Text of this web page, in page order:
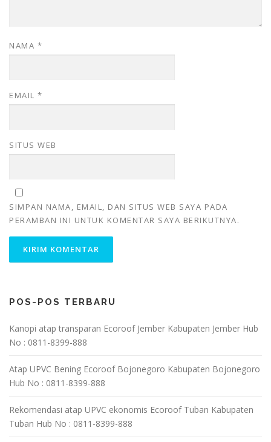
NAMA *
EMAIL *
SITUS WEB
SIMPAN NAMA, EMAIL, DAN SITUS WEB SAYA PADA
PERAMBAN INI UNTUK KOMENTAR SAYA BERIKUTNYA.
POS-POS TERBARU
Kanopi atap transparan Ecoroof Jember Kabupaten Jember Hub
No : 0811-8399-888
Atap UPVC Bening Ecoroof Bojonegoro Kabupaten Bojonegoro
Hub No : 0811-8399-888
Rekomendasi atap UPVC ekonomis Ecoroof Tuban Kabupaten
Tuban Hub No : 0811-8399-888